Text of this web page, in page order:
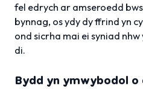
fel edrych ar amseroedd
bynnag, os ydy dy ffrind yn
ond sicrha mai ei syniad
di.
Bydd yn ymwybodol